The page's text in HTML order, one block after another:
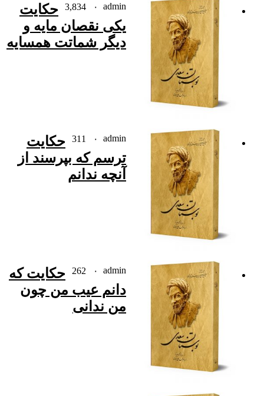
admin ۰
حکایت
یکی نقصان مایه و
دیگر شماتت همسایه
admin ۰
حکایت
ترسم که بپرسند از
آنچه ندانم
admin ۰
حکایت که
دانم عیب من چون
من ندانى